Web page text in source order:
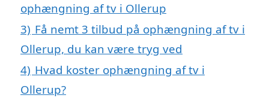
ophængning af tv i Ollerup
3) Få nemt 3 tilbud på ophængning af tv i
Ollerup, du kan være tryg ved
4) Hvad koster ophængning af tv i
Ollerup?